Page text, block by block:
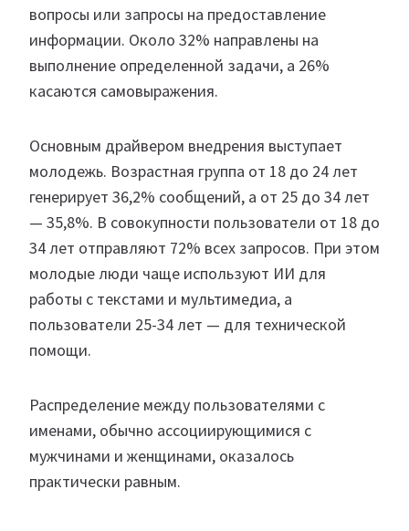
вопросы или запросы на предоставление
информации. Около 32% направлены на
выполнение определенной задачи, а 26%
касаются самовыражения.
Основным драйвером внедрения выступает
молодежь. Возрастная группа от 18 до 24 лет
генерирует 36,2% сообщений, а от 25 до 34 лет
— 35,8%. В совокупности пользователи от 18 до
34 лет отправляют 72% всех запросов. При этом
молодые люди чаще используют ИИ для
работы с текстами и мультимедиа, а
пользователи 25-34 лет — для технической
помощи.
Распределение между пользователями с
именами, обычно ассоциирующимися с
мужчинами и женщинами, оказалось
практически равным.